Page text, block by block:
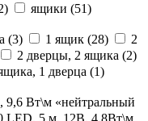
) ящики (51)
(3) 1 ящик (28)
2
2 дверцы, 2 ящика (2)
1 дверца (1)
9,6 Вт\м «нейтральный
LED, 5 м, 12В, 4,8Вт\м